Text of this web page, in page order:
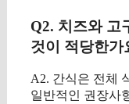
Q2. 치즈와 고
것이 적당한가
A2. 간식은 전체
일반적인 권장사